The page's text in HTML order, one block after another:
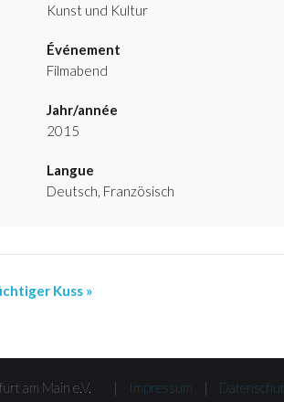
Kunst und Kultur
Événement
Filmabend
Jahr/année
2015
Langue
Deutsch, Französisch
Kuss »
am Main e.V. | Impressum |